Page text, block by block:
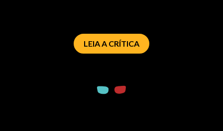
LEIA A CRÍTICA